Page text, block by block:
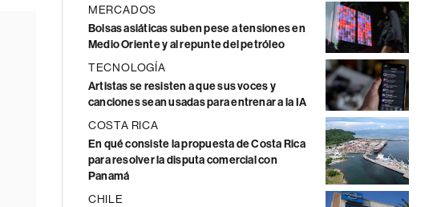
MERCADOS
Bolsas asiáticas suben pese a tensiones en
Medio Oriente y al repunte del petróleo
TECNOLOGÍA
Artistas se resisten a que sus voces y
canciones sean usadas para entrenar a la IA
COSTA RICA
En qué consiste la propuesta de Costa Rica
para resolver la disputa comercial con
Panamá
CHILE